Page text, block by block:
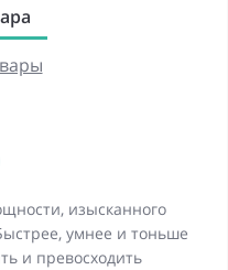
изысканного
умнее и тоньше
и превосходить